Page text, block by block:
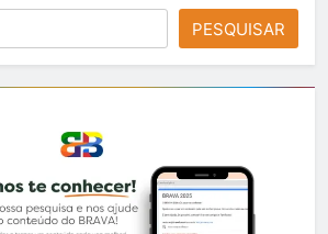
PESQUISAR